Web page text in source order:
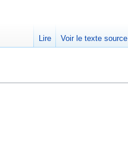
Lire Voir le texte source